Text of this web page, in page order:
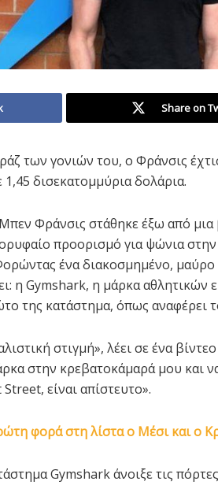
Share on
των γονιών του, ο Φράνσις
δισεκατομμύρια δολάρια.
Φράνσις στάθηκε έξω από μια
προορισμό για ψώνια στην
ένα διακοσμημένο, μαύρο
η Gymshark, η μάρκα αθλητικών
της κατάστημα, όπως αναφέρει
στιγμή», λέει σε ένα
στην κρεβατοκάμαρά μου και
είναι απίστευτο».
φορά στη λίστα ο Μέσι και ο
Gymshark άνοιξε τις